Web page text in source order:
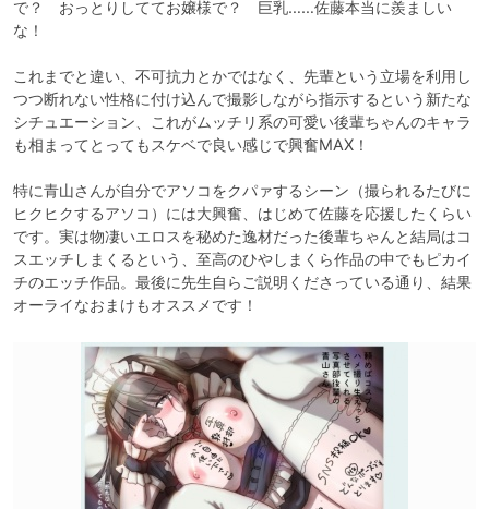
で？　おっとりしててお嬢様で？　巨乳……佐藤本当に羨ましい
な！
これまでと違い、不可抗力とかではなく、先輩という立場を利用し
つつ断れない性格に付け込んで撮影しながら指示するという新たな
シチュエーション、これがムッチリ系の可愛い後輩ちゃんのキャラ
も相まってとってもスケベで良い感じで興奮MAX！
特に青山さんが自分でアソコをクパァするシーン（撮られるたびに
ヒクヒクするアソコ）には大興奮、はじめて佐藤を応援したくらい
です。実は物凄いエロスを秘めた逸材だった後輩ちゃんと結局はコ
スエッチしまくるという、至高のひやしまくら作品の中でもピカイ
チのエッチ作品。最後に先生自らご説明くださっている通り、結果
オーライなおまけもオススメです！